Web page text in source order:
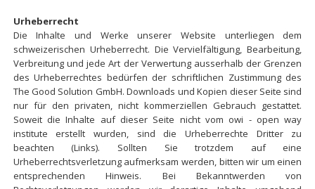
Urheberrecht
Die Inhalte und Werke unserer Website unterliegen dem
schweizerischen Urheberrecht. Die Vervielfältigung, Bearbeitung,
Verbreitung und jede Art der Verwertung ausserhalb der Grenzen
des Urheberrechtes bedürfen der schriftlichen Zustimmung des
The Good Solution GmbH. Downloads und Kopien dieser Seite sind
nur für den privaten, nicht kommerziellen Gebrauch gestattet.
Soweit die Inhalte auf dieser Seite nicht vom owi - open way
institute erstellt wurden, sind die Urheberrechte Dritter zu
beachten (Links). Sollten Sie trotzdem auf eine
Urheberrechtsverletzung aufmerksam werden, bitten wir um einen
entsprechenden Hinweis. Bei Bekanntwerden von